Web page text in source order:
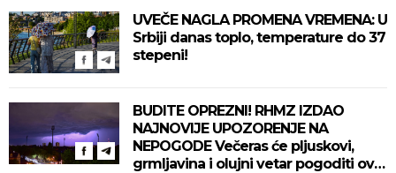
UVEČE NAGLA PROMENA VREMENA: U
Srbiji danas toplo, temperature do 37
stepeni!
BUDITE OPREZNI! RHMZ IZDAO
NAJNOVIJE UPOZORENJE NA
NEPOGODE Večeras će pljuskovi,
grmljavina i olujni vetar pogoditi ove